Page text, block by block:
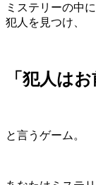
ミステリーの中
犯人を見つけ、
「犯人は
と言うゲーム。